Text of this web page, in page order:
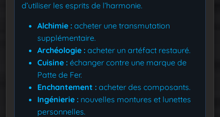
d’utiliser les esprits de l’harmonie.
Alchimie : acheter une transmutation
supplémentaire.
Archéologie : acheter un artéfact restauré.
Cuisine : échanger contre une marque de
Patte de Fer.
Enchantement : acheter des composants.
Ingénierie : nouvelles montures et lunettes
personnelles.